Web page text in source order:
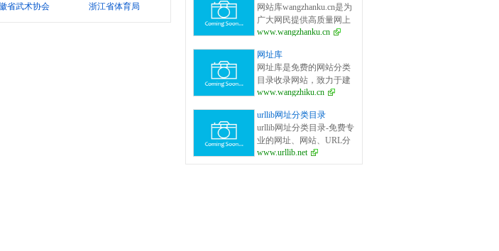
省武术协会 浙江省体育局
各行业优秀正规网站,全人
工编辑收录，为百度、谷
歌、有道、搜狗、必应等
搜索引擎提供索引参考, 同
时也是站长推广网站值得
信任选择的平台。
网站库wangzhanku.cn是为
广大网民提供高质量网上
娱乐冲浪导航网站，汇聚
学习等网站让广大网民轻
松畅游互联网，同时面向
广大互联网站长提供免费
的网址收录、免费网站收
录、免费外链平台。
www.wangzhanku.cn
网址库
网址库是免费的网站分类
目录收录网站，致力于建
立全面的网址库平台：免
国内外各行业优秀的网站
网址,让你轻松畅游互联
网，找到您想要的网站、
信息资源；加入网址库让
www.wangzhiku.cn
urllib网址分类目录
urllib网址分类目录-免费专
业的网址、网站、URL分
类目录_提交网址、网站、
www.urllib.net